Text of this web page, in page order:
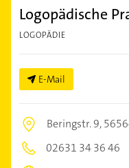
Logopädische
LOGOPÄDIE
E-Mail
Beringstr. 9,
02631 34 36 46